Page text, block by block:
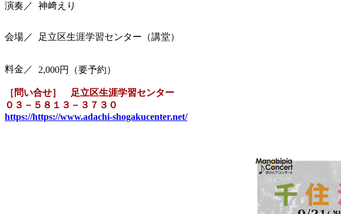
演奏／ 神﨑えり
会場／ 足立区生涯学習センター（講堂）
料金／ 2,000円（要予約）
［問い合せ］ 足立区生涯学習センター
０３－５８１３－３７３０
https://https://www.adachi-shogakucenter.net/